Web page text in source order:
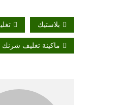
بلاستيك
ماكينة تغليف